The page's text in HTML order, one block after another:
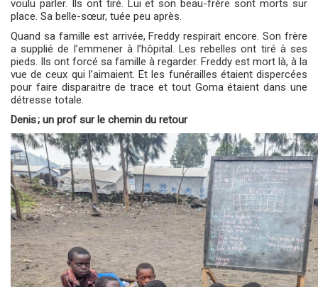
voulu parler. Ils ont tiré. Lui et son beau-frère sont morts sur
place. Sa belle-sœur, tuée peu après.
Quand sa famille est arrivée, Freddy respirait encore. Son frère
a supplié de l’emmener à l’hôpital. Les rebelles ont tiré à ses
pieds. Ils ont forcé sa famille à regarder. Freddy est mort là, à la
vue de ceux qui l’aimaient. Et les funérailles étaient dispercées
pour faire disparaitre de trace et tout Goma étaient dans une
détresse totale.
Denis; un prof sur le chemin du retour